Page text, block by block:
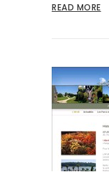
READ MORE